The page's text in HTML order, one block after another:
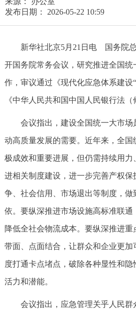
发布日期： 2026-05-22 10:59
新华社北京5月21日电 国务院
开国务院常务会议，研究推进全国统
作，审议通过《现代化应急体系建设
《中华人民共和国中国人民银行法（
会议指出，建设全国统一大市场
动高质量发展的需要。近年来，全国
极成效和重要进展，但仍需持续用力
进相关制度建设，进一步完善产权
争、社会信用、市场退出等制度，做
依。要纵深推进市场设施高标准联通
降低全社会物流成本。要纵深推进
带面、点面结合，让群众和企业更加
度打通卡点堵点，破除各种显性和
活力和潜能。
会议指出，应急管理关乎人民